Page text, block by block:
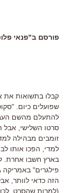
פורסם ב"פנאי פלוס",
קבלו בתשואות את
שפועלים כיום . "
להתעלם מהשם
סרטו השלישי
אבל
זומבים מבהילה
למדי
הפכו אותו
בארץ חשבו אחרת
פילגרים" באמריקה
הזה כדאי לוותר
(למרות שהסרט